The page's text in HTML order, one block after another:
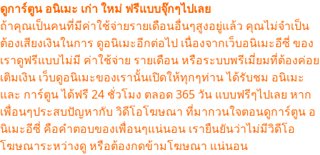
ดูการ์ตูน อนิเมะ เก่า ใหม่ ฟรีแบบจุ๊กๆไปเลย
ถ้าคุณเป็นคนที่มีค่าใช้จ่ายรายเดือนอื่นๆสูงอยู่แล้ว คุณไม่จำเป็น
ต้องเสียงเงินในการ ดูอนิเมะอีกต่อไป เนื่องจากเว็บอนิเมะอีซี่ ของ
เราดูฟรีแบบไม่มี ค่าใช้จ่าย รายเดือน หรือระบบพรีเมี่ยมที่ต้องค่อย
เติมเงิน เว็บดูอนิเมะของเรานั้นเปิดให้ทุกๆท่าน ได้รับชม อนิเมะ
และ การ์ตูน ได้ฟรี 24 ชั่วโมง ตลอด 365 วัน แบบฟรีๆไปเลย หาก
เพื่อนๆประสบปัญหากับ วิดีโอโฆษณา ที่มากวนใจตอนดูการ์ตูน อ
นิเมะอีซี่ คือคำตอบของเพื่อนๆแน่นอน เรายืนยันว่าไม่มีวิดีโอ
โฆษณาระหว่างดู หรือต้องกดข้ามโฆษณา แน่นอน